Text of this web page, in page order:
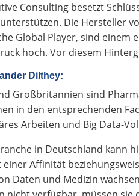
Consulting besetzt
Die Hersteller
Global Player, sind einem
hoch. Vor diesem
Dilthey:
Großbritannien sind
in den entsprechenden
Arbeiten und Big Data-
in Deutschland kann
einer Affinität
Daten und Medizin